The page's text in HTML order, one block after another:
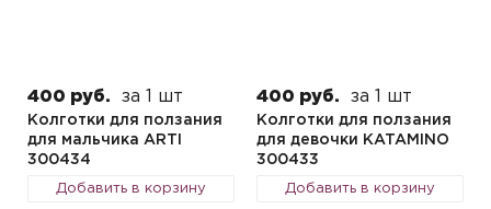
400 руб. за 1 шт
Колготки для ползания
для мальчика ARTI
300434
Добавить в корзину
400 руб. за 1 шт
Колготки для ползания
для девочки KATAMINO
300433
Добавить в корзину